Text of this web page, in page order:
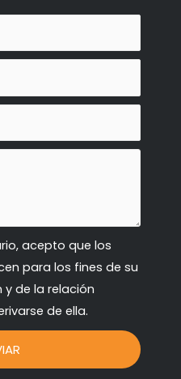
g
r
a
m
acepto que los
para los fines de su
de la relación
de ella.